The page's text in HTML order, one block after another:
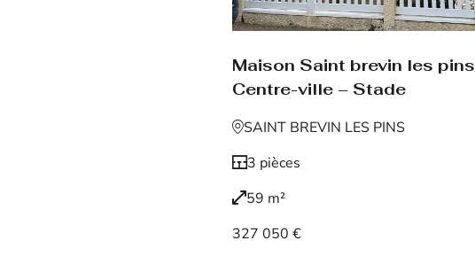
Maison Saint brevin les pins
Centre-ville – Stade
SAINT BREVIN LES PINS
3 pièces
59 m²
327 050 €